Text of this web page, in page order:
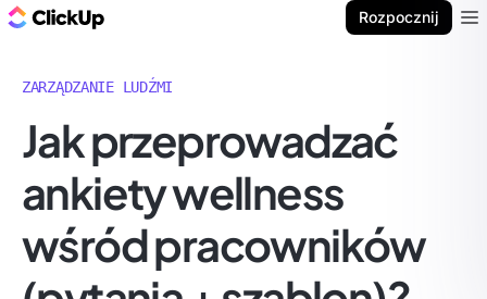
Rozpocznij
ZARZĄDZANIE LUDŹMI
Jak przeprowadzać
ankiety wellness
wśród pracowników